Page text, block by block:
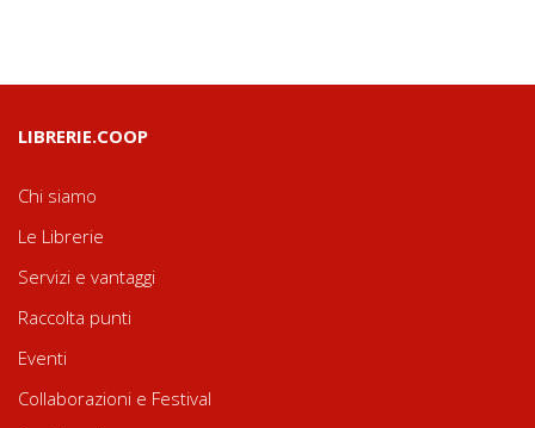
LIBRERIE.COOP
Chi siamo
Le Librerie
Servizi e vantaggi
Raccolta punti
Eventi
Collaborazioni e Festival